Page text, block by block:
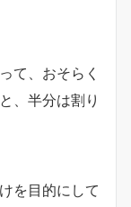
て、おそらく
、半分は割り
を目的にして